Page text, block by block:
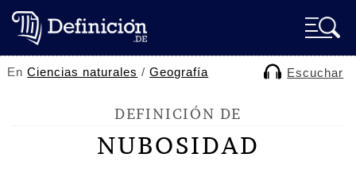
EnCiencias naturales /Geografía Escuchar
DEFINICIÓN DE
NUBOSIDAD